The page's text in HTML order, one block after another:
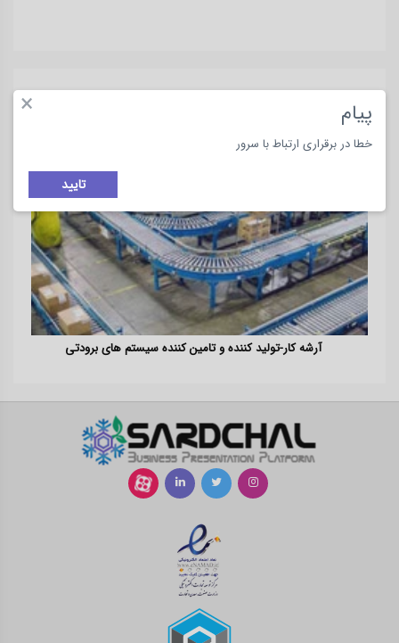
کسب و کارهای مرتبط
آرشه کار-تولید کننده و تامین کننده سیستم های برودتی
× پیام
خطا در برقراری ارتباط با سرور
تایید